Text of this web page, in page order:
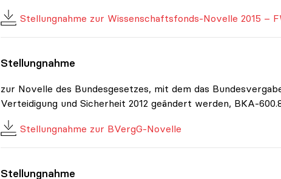
Stellungnahme zur Wissenschaftsfonds-Novelle 2015 –
Stellungnahme
zur Novelle des Bundesgesetzes, mit dem das
Verteidigung und Sicherheit 2012 geändert werden, BKA-
Stellungnahme zur BVergG-Novelle
Stellungnahme